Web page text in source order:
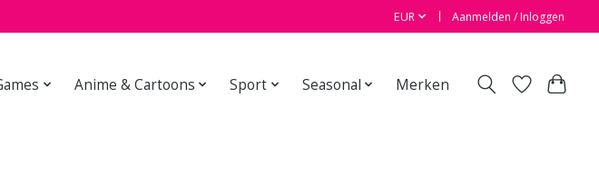
EUR Aanmelden / Inloggen
Anime & Cartoons Sport Seasonal Merken